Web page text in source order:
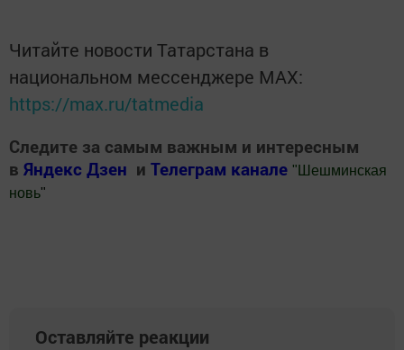
Читайте новости Татарстана в
национальном мессенджере MАХ:
https://max.ru/tatmedia
Следите за самым важным и интересным
в Яндекс Дзен и Телеграм канале " Шешминская
новь"
Оставляйте реакции